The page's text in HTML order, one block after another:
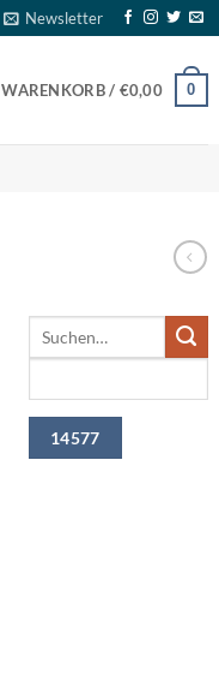
Newsletter
WARENKORB / €0,00 0